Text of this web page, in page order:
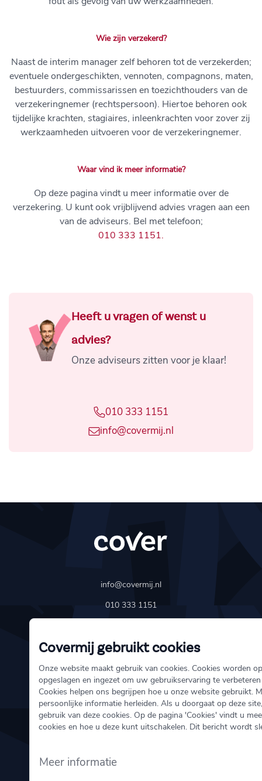
Wie zijn verzekerd?
Naast de interim manager zelf behoren tot de verzekerden;
eventuele ondergeschikten, vennoten, compagnons, maten,
bestuurders, commissarissen en toezichthouders van de
verzekeringnemer (rechtspersoon). Hiertoe behoren ook
tijdelijke krachten, stagiaires, inleenkrachten voor zover zij
werkzaamheden uitvoeren voor de verzekeringnemer.
Waar vind ik meer informatie?
Op deze pagina vindt u meer informatie over de
verzekering. U kunt ook vrijblijvend advies vragen aan een
van de adviseurs. Bel met telefoon;
010 333 1151.
Heeft u vragen of wenst u
advies?
Onze adviseurs zitten voor je klaar!
010 333 1151
info@covermij.nl
info@covermij.nl
010 333 1151
3011 BH Rotterdam
Over ons
Schade melden
Onze verzekeringen
Covermij gebruikt cookies
Onze website maakt gebruik van cookies. Cookies worden
opgeslagen en ingezet om uw gebruikservaring te
Cookies helpen ons begrijpen hoe u onze website gebruikt.
persoonlijke informatie herleiden. Als u doorgaat op deze
gebruik van deze cookies. Op de pagina 'Cookies' vindt u
cookies en hoe u deze kunt uitschakelen. Dit bericht wordt
Meer informatie